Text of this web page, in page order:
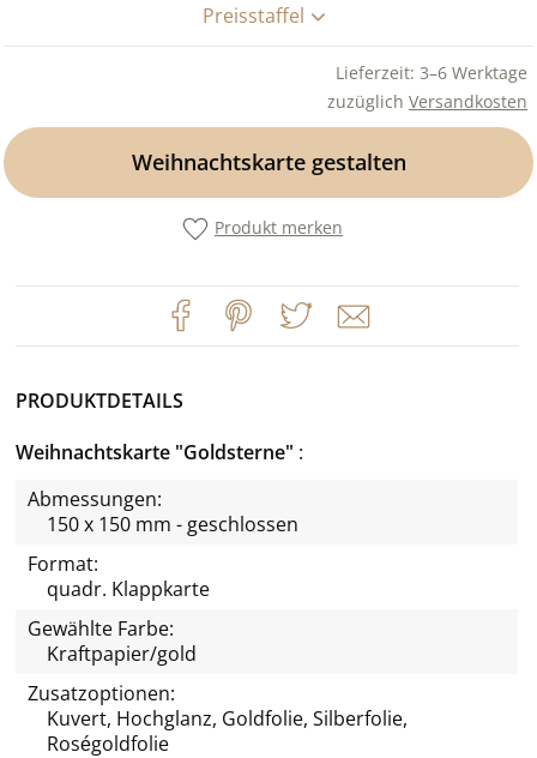
Preisstaffel
Lieferzeit: 3–6 Werktage
zuzüglich Versandkosten
Weihnachtskarte gestalten
Produkt merken
PRODUKTDETAILS
Weihnachtskarte "Goldsterne"
Abmessungen:
150 x 150 mm - geschlossen
Format:
quadr. Klappkarte
Gewählte Farbe:
Kraftpapier/gold
Zusatzoptionen:
Kuvert, Hochglanz, Goldfolie, Silberfolie,
Roségoldfolie